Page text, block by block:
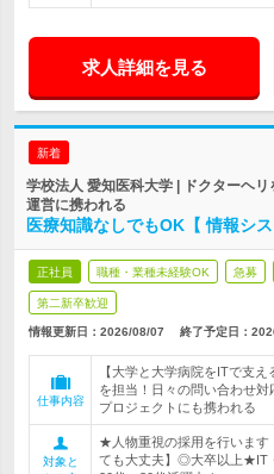
求人詳細を見る
新着
学校法人 愛知医科大学 | ドクターヘ
運営に携われる
医療知識なしでもOK【 情報シ
正社員 職種・業種未経験OK 急募
第二新卒歓迎
情報更新日：2026/08/07 終了予定日：
仕事内容
【大学と大学病院をITで支
を担当！日々の問い合わせ
プロジェクトにも携われる
対象と
★人物重視の採用を行います
ても大丈夫】◎大卒以上★IT